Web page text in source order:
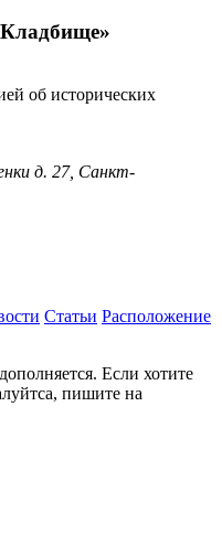
об исторических
д. 27, Санкт-
Статьи Расположение
Если хотите
пишите на